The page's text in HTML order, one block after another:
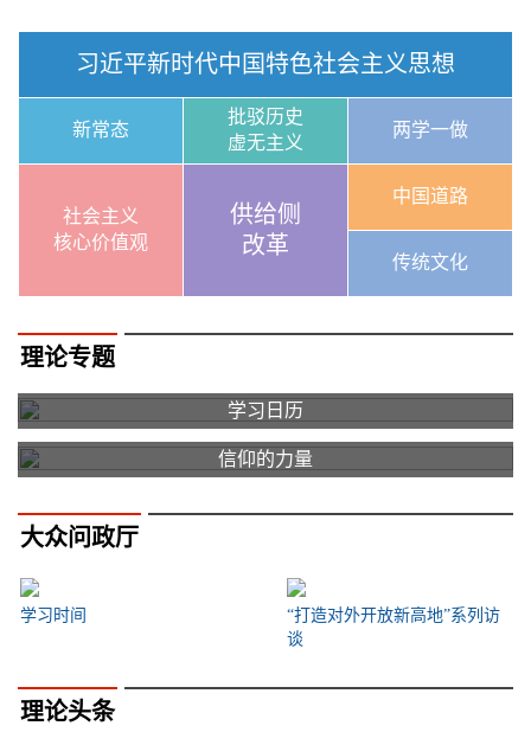
习近平新时代中国特色社会主义思想
新常态
批驳历史
虚无主义
两学一做
社会主义
核心价值观
供给侧
改革
中国道路
传统文化
理论专题
学习日历
信仰的力量
大众问政厅
学习时间
“打造对外开放新高地”系列访
谈
理论头条